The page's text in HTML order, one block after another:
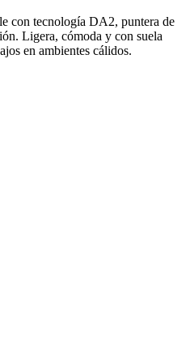
con tecnología DA2, puntera de
Ligera, cómoda y con suela
en ambientes cálidos.